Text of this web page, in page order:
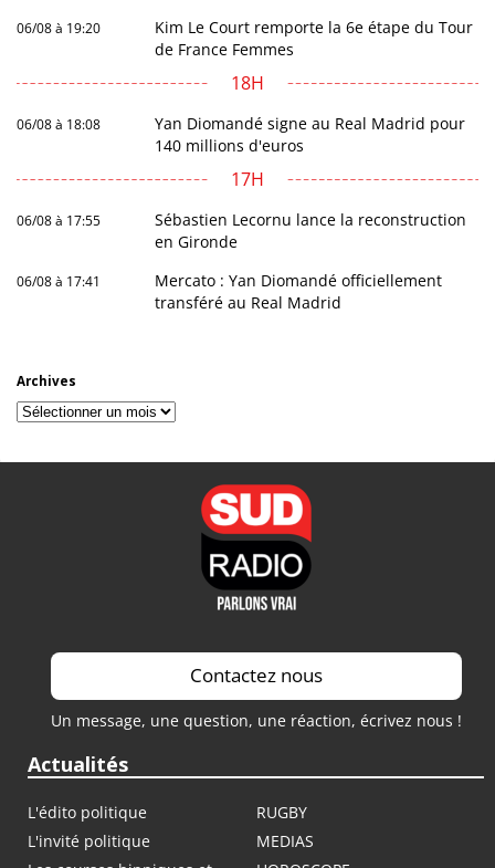
06/08 à 19:20
Kim Le Court remporte la 6e étape du Tour
de France Femmes
18H
06/08 à 18:08
Yan Diomandé signe au Real Madrid pour
140 millions d'euros
17H
06/08 à 17:55
Sébastien Lecornu lance la reconstruction
en Gironde
06/08 à 17:41
Mercato : Yan Diomandé officiellement
transféré au Real Madrid
Archives
Archives
Contactez nous
Un message, une question, une réaction, écrivez nous !
Actualités
L'édito politique
RUGBY
L'invité politique
MEDIAS